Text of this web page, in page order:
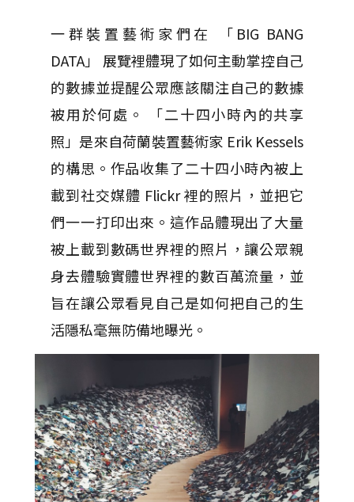
一群裝置藝術家們在 「BIG BANG
DATA」 展覽裡體現了如何主動掌控自己
的數據並提醒公眾應該關注自己的數據
被用於何處。 「二十四小時內的共享
照」是來自荷蘭裝置藝術家 Erik Kessels
的構思。作品收集了二十四小時內被上
載到社交媒體 Flickr 裡的照片，並把它
們一一打印出來。這作品體現出了大量
被上載到數碼世界裡的照片，讓公眾親
身去體驗實體世界裡的數百萬流量，並
旨在讓公眾看見自己是如何把自己的生
活隱私毫無防備地曝光。